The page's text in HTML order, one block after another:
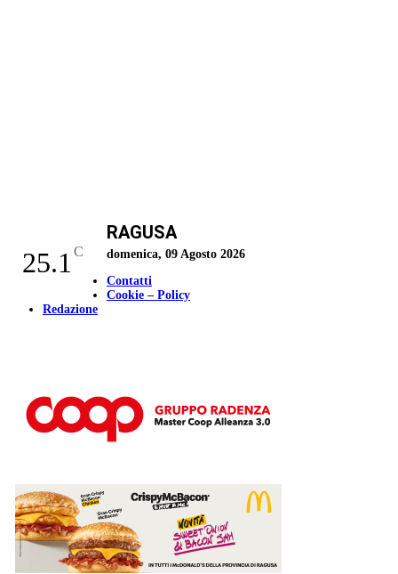
25.1 C
RAGUSA
domenica, 09 Agosto 2026
Contatti
Cookie – Policy
Redazione